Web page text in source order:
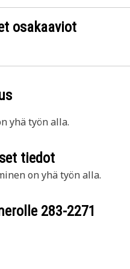
osakaaviot
yhä työn alla.
tiedot
on yhä työn alla.
283-2271